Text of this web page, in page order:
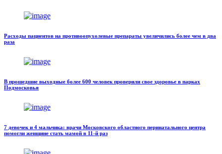
Расходы пациентов на противоопухолевые препараты увеличились более чем в два
раза
В прошедшие выходные более 600 человек проверили свое здоровье в парках
Подмосковья
7 девочек и 4 мальчика: врачи Московского областного перинатального центра
помогли женщине стать мамой в 11-й раз